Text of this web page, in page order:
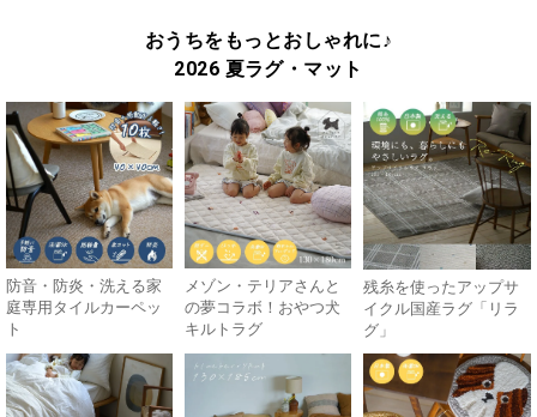
おうちをもっとおしゃれに♪
2026 夏ラグ・マット
防音・防炎・洗える家
庭専用タイルカーペッ
ト
メゾン・テリアさんと
の夢コラボ！おやつ犬
キルトラグ
残糸を使ったアップサ
イクル国産ラグ「リラ
グ」